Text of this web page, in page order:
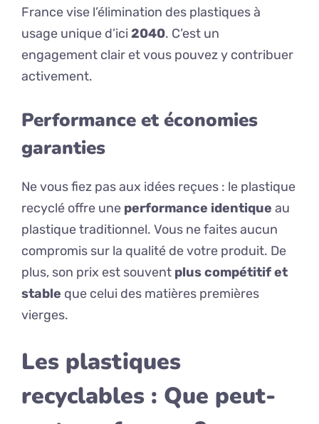
France vise l’élimination des plastiques à
usage unique d’ici 2040. C’est un
engagement clair et vous pouvez y contribuer
activement.
Performance et économies
garanties
Ne vous fiez pas aux idées reçues : le plastique
recyclé offre une performance identique au
plastique traditionnel. Vous ne faites aucun
compromis sur la qualité de votre produit. De
plus, son prix est souvent plus compétitif et
stable que celui des matières premières
vierges.
Les plastiques
recyclables : Que peut-